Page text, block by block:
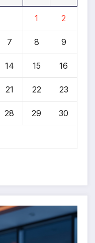
1 2
7 8 9
14 15 16
21 22 23
28 29 30